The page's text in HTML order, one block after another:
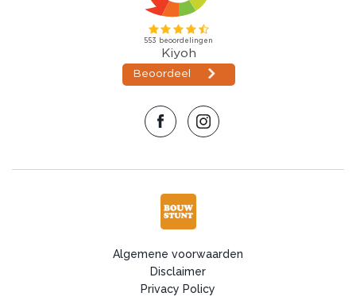
Algemene voorwaarden
Disclaimer
Privacy Policy